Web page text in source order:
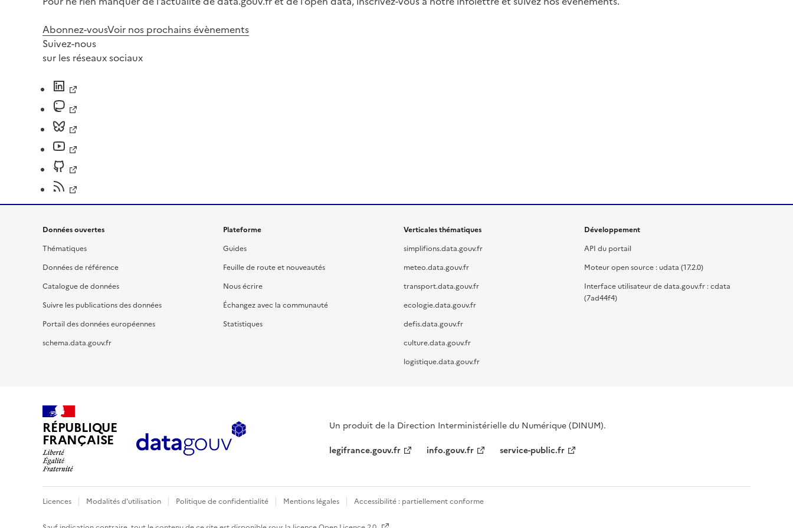
Abonnez-vousVoir nos prochains évènements
Suivez-nous
sur les réseaux sociaux
Données ouvertes
Thématiques
Données de référence
Catalogue de données
Suivre les publications des données
Portail des données européennes
schema.data.gouv.fr
Plateforme
Guides
Feuille de route et nouveautés
Nous écrire
Échangez avec la communauté
Statistiques
Verticales thématiques
simplifions.data.gouv.fr
meteo.data.gouv.fr
transport.data.gouv.fr
ecologie.data.gouv.fr
defis.data.gouv.fr
culture.data.gouv.fr
logistique.data.gouv.fr
Développement
API du portail
Moteur open source : udata (17.2.0)
Interface utilisateur de data.gouv.fr : cdata
(7ad44f4)
RÉPUBLIQUE
FRANÇAISE
Un produit de la Direction Interministérielle du Numérique (DINUM).
legifrance.gouv.fr
info.gouv.fr service-public.fr
Licences Modalités d'utilisation Politique de confidentialité Mentions légales Accessibilité : partiellement conforme